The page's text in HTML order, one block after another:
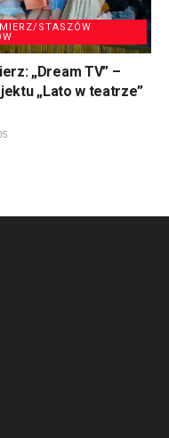
STASZÓW
„Dream TV” –
„Lato w teatrze”